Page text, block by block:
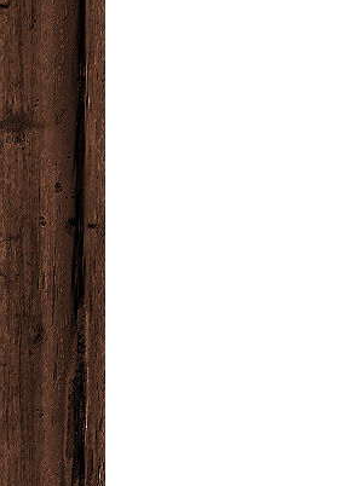
ZORBA+ - BILLIGT
BOUCLE GULVTÆPPE -
RESTPARTI, FLERE
FARVER
49,00 DKK